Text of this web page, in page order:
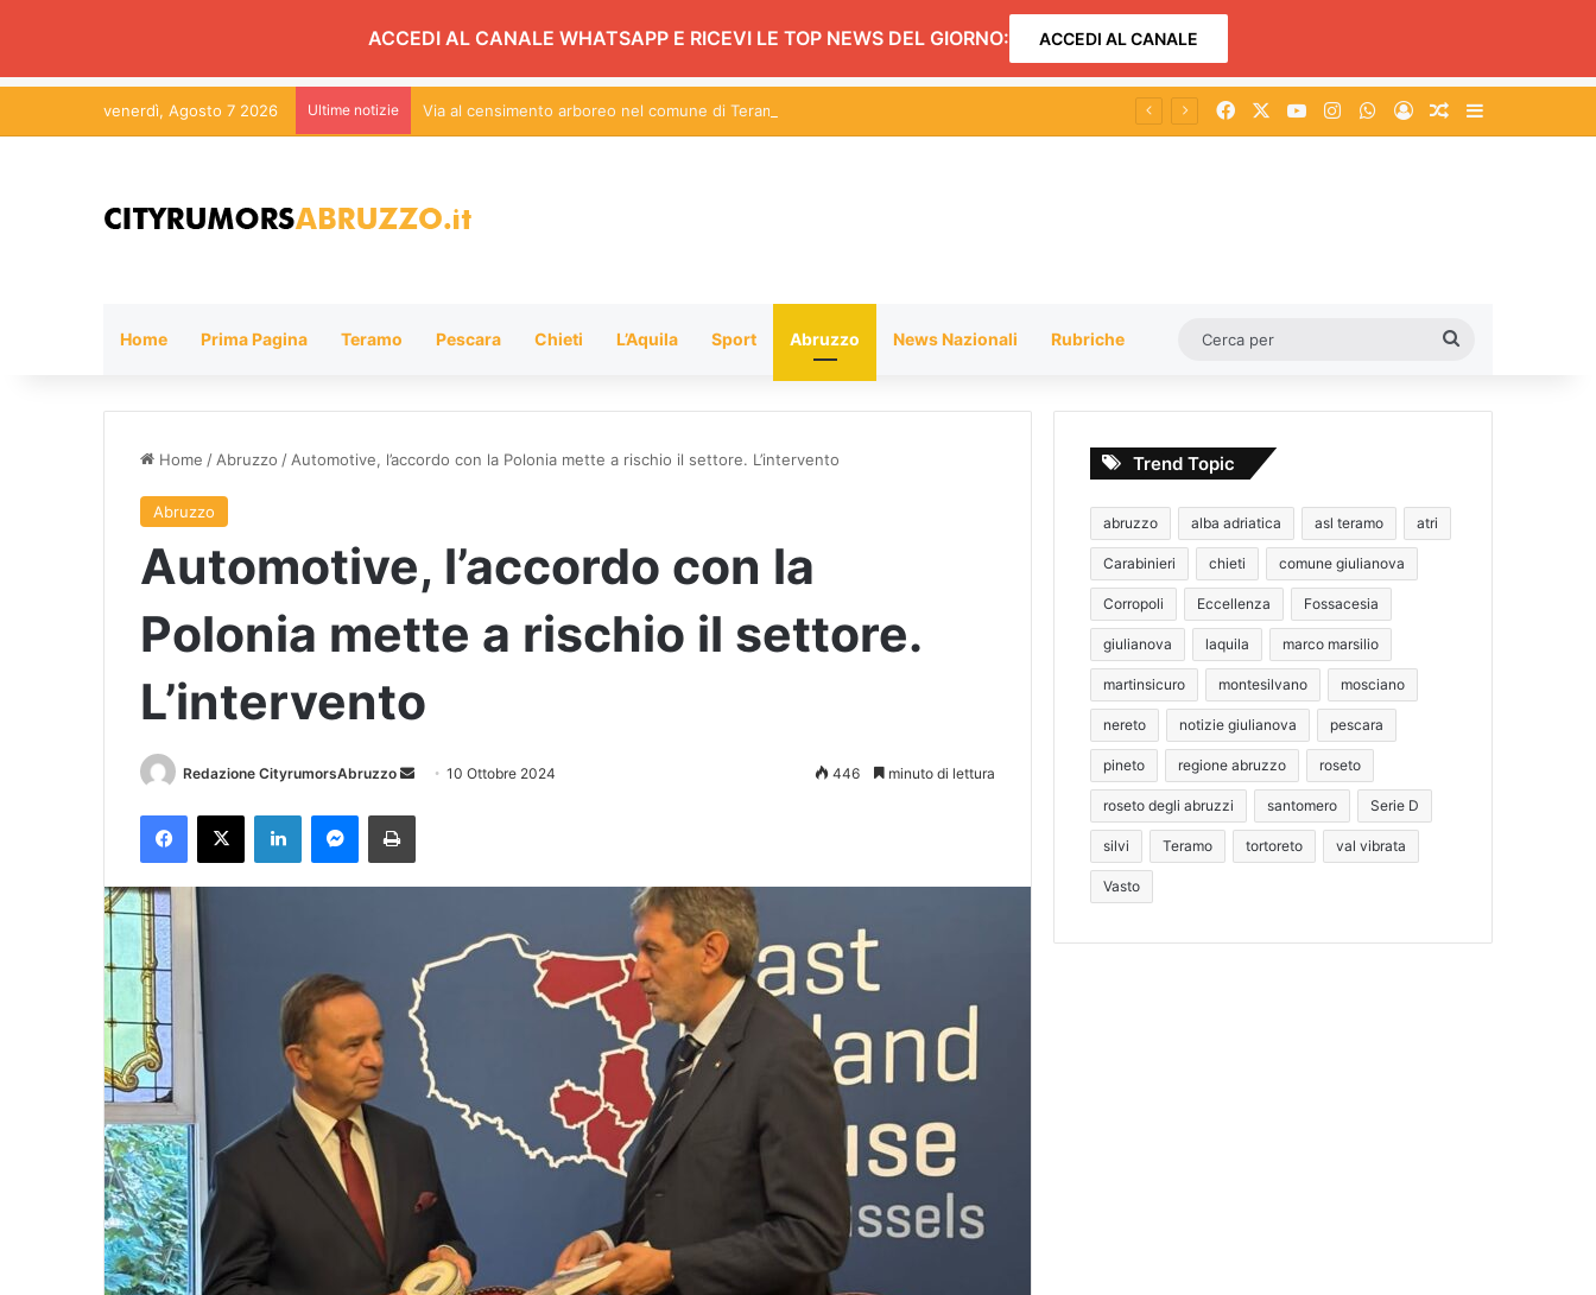
ACCEDI AL CANALE WHATSAPP E RICEVI LE TOP NEWS DEL GIORNO: ACCEDI AL CANALE
venerdì, Agosto 7 2026 Ultime notizie Via al censimento arboreo nel comune di Teramo Facebook You TubeInstagramWhatsApp
AccediUn articolo a
Home Prima Pagina Teramo Pescara Chieti L’Aquila Sport Abruzzo News Nazionali Rubriche
Home / Abruzzo / Automotive, l’accordo con la Polonia mette a rischio il settore. L’intervento
Abruzzo
Automotive, l’accordo con la
Polonia mette a rischio il settore.
L’intervento
Redazione CityrumorsAbruzzo
i
a
'
e
m
a
10 Ottobre 2024 446 minuto di lettura
Trend Topic
abruzzo alba adriatica asl teramo atri
Carabinieri chieti comune giulianova
Corropoli Eccellenza Fossacesia
giulianova laquila marco marsilio
martinsicuro montesilvano mosciano
nereto notizie giulianova pescara
pineto regione abruzzo roseto
roseto degli abruzzi santomero Serie D
silvi Teramo tortoreto val vibrata
Vasto